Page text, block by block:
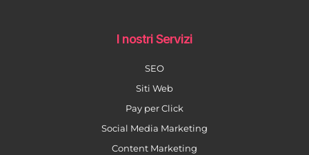
I nostri Servizi
SEO
Siti Web
Pay per Click
Social Media Marketing
Content Marketing